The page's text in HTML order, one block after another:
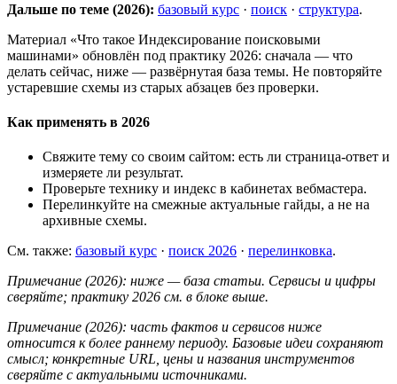
Дальше по теме (2026): базовый курс · поиск · структура.
Материал «Что такое Индексирование поисковыми
машинами» обновлён под практику 2026: сначала — что
делать сейчас, ниже — развёрнутая база темы. Не повторяйте
устаревшие схемы из старых абзацев без проверки.
Как применять в 2026
Свяжите тему со своим сайтом: есть ли страница-ответ и
измеряете ли результат.
Проверьте технику и индекс в кабинетах вебмастера.
Перелинкуйте на смежные актуальные гайды, а не на
архивные схемы.
См. также: базовый курс · поиск 2026 · перелинковка.
Примечание (2026): ниже — база статьи. Сервисы и цифры
сверяйте; практику 2026 см. в блоке выше.
Примечание (2026): часть фактов и сервисов ниже
относится к более раннему периоду. Базовые идеи сохраняют
смысл; конкретные URL, цены и названия инструментов
сверяйте с актуальными источниками.